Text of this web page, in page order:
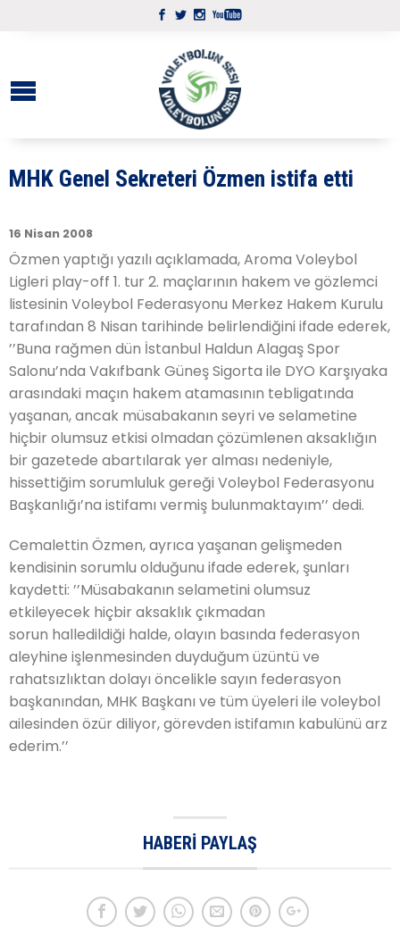
MHK Genel Sekreteri Özmen istifa etti
16 Nisan 2008
Özmen yaptığı yazılı açıklamada, Aroma Voleybol
Ligleri play-off 1. tur 2. maçlarının hakem ve gözlemci
listesinin Voleybol Federasyonu Merkez Hakem Kurulu
tarafından 8 Nisan tarihinde belirlendiğini ifade ederek,
’’Buna rağmen dün İstanbul Haldun Alagaş Spor
Salonu’nda Vakıfbank Güneş Sigorta ile DYO Karşıyaka
arasındaki maçın hakem atamasının tebligatında
yaşanan, ancak müsabakanın seyri ve selametine
hiçbir olumsuz etkisi olmadan çözümlenen aksaklığın
bir gazetede abartılarak yer alması nedeniyle,
hissettiğim sorumluluk gereği Voleybol Federasyonu
Başkanlığı’na istifamı vermiş bulunmaktayım’’ dedi.
Cemalettin Özmen, ayrıca yaşanan gelişmeden
kendisinin sorumlu olduğunu ifade ederek, şunları
kaydetti: ’’Müsabakanın selametini olumsuz
etkileyecek hiçbir aksaklık çıkmadan
sorun halledildiği halde, olayın basında federasyon
aleyhine işlenmesinden duyduğum üzüntü ve
rahatsızlıktan dolayı öncelikle sayın federasyon
başkanından, MHK Başkanı ve tüm üyeleri ile voleybol
ailesinden özür diliyor, görevden istifamın kabulünü arz
ederim.’’
HABERI PAYLAŞ